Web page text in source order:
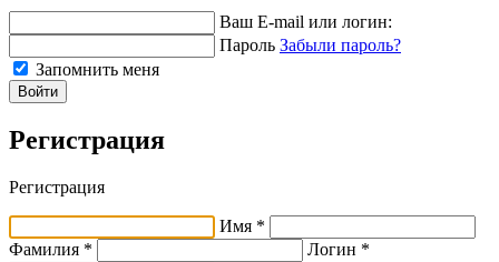
Ваш E-mail или логин:
Пароль Забыли пароль?
Запомнить меня
Войти
Регистрация
Регистрация
Имя *
Фамилия *
Логин *